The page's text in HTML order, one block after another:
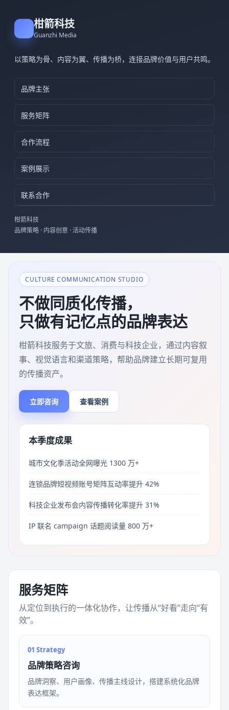
柑箭科技
Guanzhi Media
以策略为骨、内容为翼、传播为桥，连接品牌价值与用户共鸣。
品牌主张
服务矩阵
合作流程
案例展示
联系合作
柑箭科技
品牌策略 · 内容创意 · 活动传播
CULTURE COMMUNICATION STUDIO
不做同质化传播，
只做有记忆点的品牌表达
柑箭科技服务于文旅、消费与科技企业，通过内容叙
事、视觉语言和渠道策略，帮助品牌建立长期可复用
的传播资产。
立即咨询 查看案例
本季度成果
城市文化季活动全网曝光 1300 万+
连锁品牌短视频账号矩阵互动率提升 42%
科技企业发布会内容传播转化率提升 31%
IP 联名 campaign 话题阅读量 800 万+
服务矩阵
从定位到执行的一体化协作，让传播从“好看”走向“有
效”。
01 Strategy
品牌策略咨询
品牌洞察、用户画像、传播主线设计，搭建系统化品牌
表达框架。